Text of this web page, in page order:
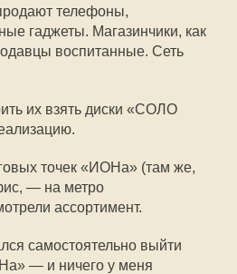
телефоны,
гаджеты. Магазинчики, как
воспитанные. Сеть
их взять диски «СОЛО
точек «ИОНа» (там же,
— на метро
ассортимент.
самостоятельно выйти
— и ничего у меня